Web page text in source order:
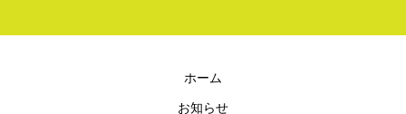
ホーム
お知らせ